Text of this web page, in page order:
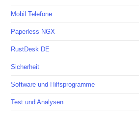
Mobil Telefone
Paperless NGX
RustDesk DE
Sicherheit
Software und Hilfsprogramme
Test und Analysen